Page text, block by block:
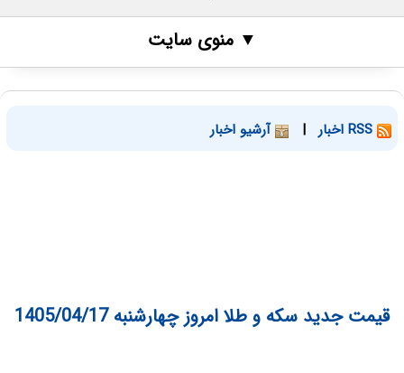
▼ منوی سایت
| آرشیو اخبار
قیمت جدید سکه و طلا امروز چهارشنبه 1405/04/17